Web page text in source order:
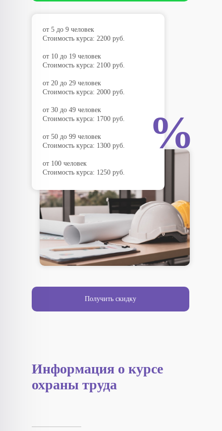
от 5 до 9 человек
Стоимость курса: 2200 руб.
от 10 до 19 человек
Стоимость курса: 2100 руб.
от 20 до 29 человек
Стоимость курса: 2000 руб.
от 30 до 49 человек
Стоимость курса: 1700 руб.
от 50 до 99 человек
Стоимость курса: 1300 руб.
от 100 человек
Стоимость курса: 1250 руб.
Получить скидку
%
Информация о курсе
охраны труда